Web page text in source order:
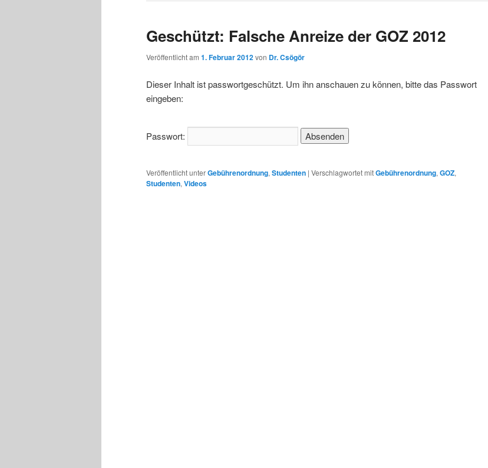
Geschützt: Falsche Anreize der GOZ 2012
Veröffentlicht am 1. Februar 2012von Dr. Csögör
Dieser Inhalt ist passwortgeschützt. Um ihn anschauen zu können, bitte das Passwort
eingeben:
Passwort:
Veröffentlicht unterGebührenordnung, Studenten | Verschlagwortet mitGebührenordnung, GOZ,
Studenten, Videos